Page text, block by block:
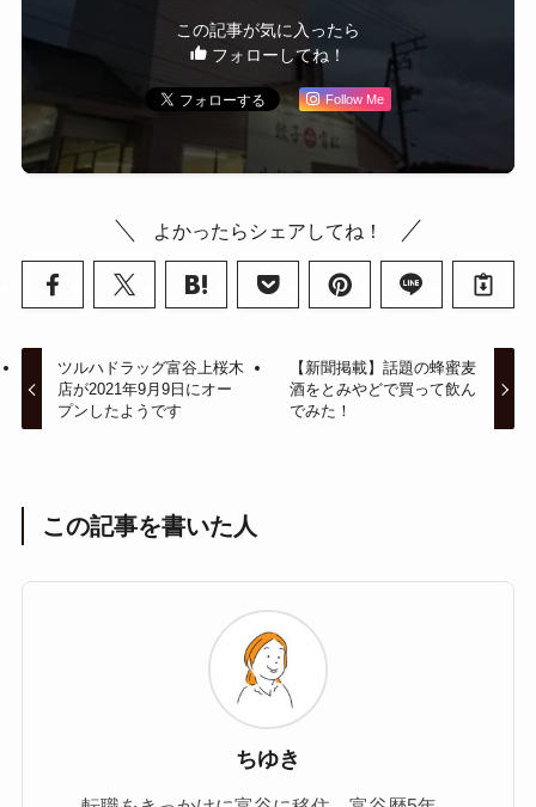
この記事が気に入ったら
フォローしてね！
Follow Me
よかったらシェアしてね！
ツルハドラッグ富谷上桜木
店が2021年9月9日にオー
プンしたようです
【新聞掲載】話題の蜂蜜麦
酒をとみやどで買って飲ん
でみた！
この記事を書いた人
ちゆき